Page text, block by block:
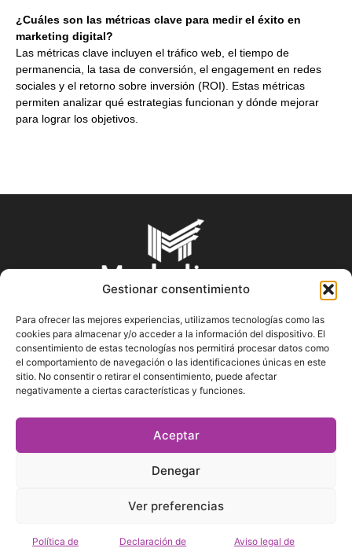
Gestionar consentimiento
Para ofrecer las mejores experiencias, utilizamos tecnologías como las
cookies para almacenar y/o acceder a la información del dispositivo. El
consentimiento de estas tecnologías nos permitirá procesar datos como
el comportamiento de navegación o las identificaciones únicas en este
sitio. No consentir o retirar el consentimiento, puede afectar
negativamente a ciertas características y funciones.
Aceptar
Denegar
Ver preferencias
Política de Declaración de Aviso legal de
¿Cuáles son las métricas clave para medir el éxito en
marketing digital?
Las métricas clave incluyen el tráfico web, el tiempo de
permanencia, la tasa de conversión, el engagement en redes
sociales y el retorno sobre inversión (ROI). Estas métricas
permiten analizar qué estrategias funcionan y dónde mejorar
para lograr los objetivos.
SOBRE NOSOTROS
En Marketin.es encontrarás la más actualizada y veraz
información sobre el mundo del marketing; consejos
SÍGUENOS